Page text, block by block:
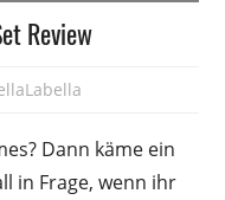
Review
Dann käme ein
in Frage, wenn ihr